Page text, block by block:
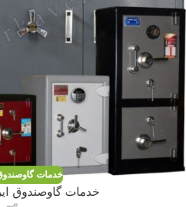
خدمات
خدمات گاوصندوق